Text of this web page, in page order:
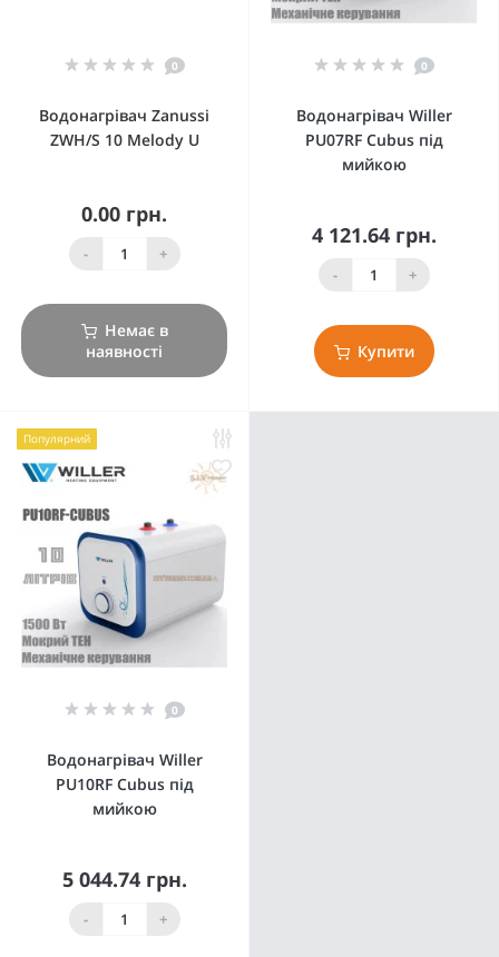
0
Водонагрівач Zanussi
ZWH/S 10 Melody U
0.00 грн.
- +
Немає в
наявності
0
Водонагрівач Willer
PU07RF Cubus під
мийкою
4 121.64 грн.
- +
Купити
Популярний
0
Водонагрівач Willer
PU10RF Cubus під
мийкою
5 044.74 грн.
- +